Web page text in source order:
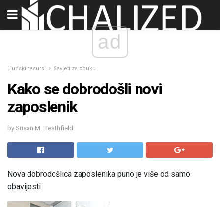
ad
Ljudski resursi Savjeti za obuku
Kako se dobrodošli novi
zaposlenik
by Susan M. Heathfield
Nova dobrodošlica zaposlenika puno je više od samo
obavijesti